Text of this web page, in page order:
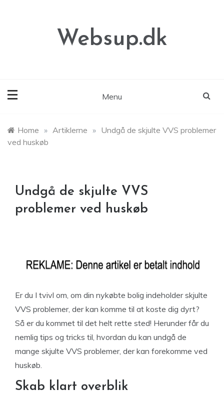
Websup.dk
Menu
Home » Artiklerne » Undgå de skjulte VVS problemer
ved huskøb
Undgå de skjulte VVS
problemer ved huskøb
Er du I tvivl om, om din nykøbte bolig indeholder skjulte
VVS problemer, der kan komme til at koste dig dyrt?
Så er du kommet til det helt rette sted! Herunder får du
nemlig tips og tricks til, hvordan du kan undgå de
mange skjulte VVS problemer, der kan forekomme ved
huskøb.
Skab klart overblik